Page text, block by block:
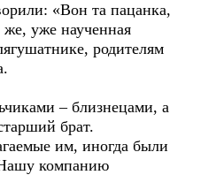
«Вон та пацанка,
уже наученная
родителям
– близнецами, а
брат.
им, иногда были
компанию